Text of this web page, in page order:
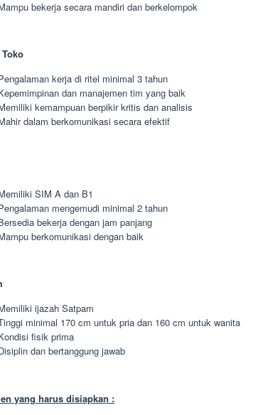
bekerja secara mandiri dan berkelompok
kerja di ritel minimal 3 tahun
dan manajemen tim yang baik
kemampuan berpikir kritis dan analisis
dalam berkomunikasi secara efektif
SIM A dan B1
mengemudi minimal 2 tahun
bekerja dengan jam panjang
berkomunikasi dengan baik
ijazah Satpam
minimal 170 cm untuk pria dan 160 cm untuk wanita
fisik prima
dan bertanggung jawab
yang harus disiapkan :